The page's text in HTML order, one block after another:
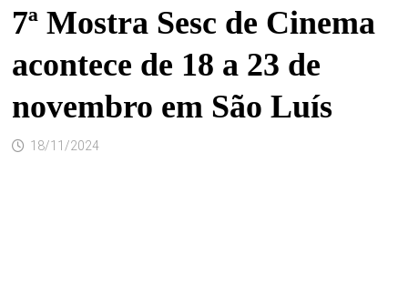
7ª Mostra Sesc de Cinema
acontece de 18 a 23 de
novembro em São Luís
18/11/2024